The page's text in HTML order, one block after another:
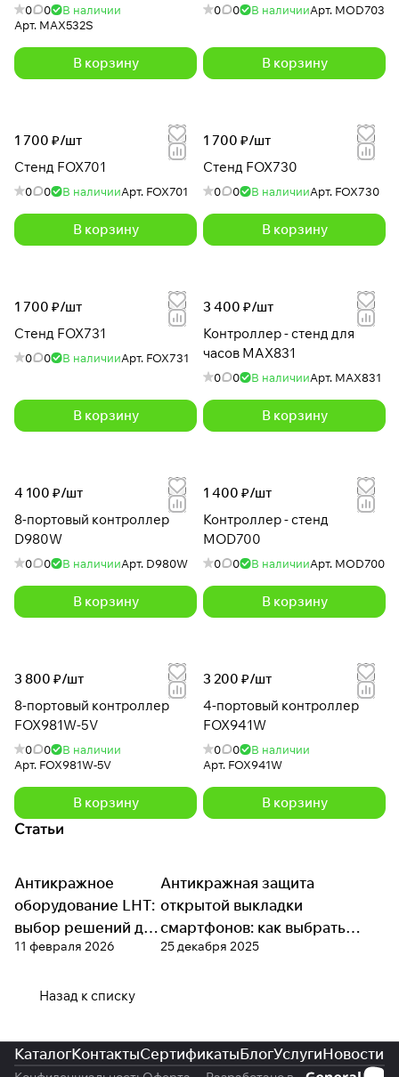
0 0
В наличии
Арт. MAX532S
В корзину
0 0 В наличииАрт. MOD703
В корзину
1 700 ₽/шт
Стенд FOX701
0 0 В наличииАрт. FOX701
В корзину
1 700 ₽/шт
Стенд FOX730
0 0 В наличииАрт. FOX730
В корзину
1 700 ₽/шт
Стенд FOX731
0 0 В наличииАрт. FOX731
В корзину
3 400 ₽/шт
Контроллер - стенд для
часов MAX831
0 0 В наличииАрт. MAX831
В корзину
4 100 ₽/шт
8-портовый контроллер
D980W
0 0 В наличииАрт. D980W
В корзину
1 400 ₽/шт
Контроллер - стенд
MOD700
0 0 В наличииАрт. MOD700
В корзину
3 800 ₽/шт
8-портовый контроллер
FOX981W-5V
0 0
В наличии
Арт. FOX981W-5V
В корзину
3 200 ₽/шт
4-портовый контроллер
FOX941W
0 0
В наличии
Арт. FOX941W
В корзину
Статьи
Антикражное
оборудование
Антикражное
оборудование LHT:
выбор решений для
витринной защиты
11 февраля 2026
Антикражное оборудование
Антикражная защита
открытой выкладки
смартфонов: как выбрать
стенды и контроллеры под
25 декабря 2025
Назад к списку
КаталогКонтактыСертификатыБлогУслугиНовости